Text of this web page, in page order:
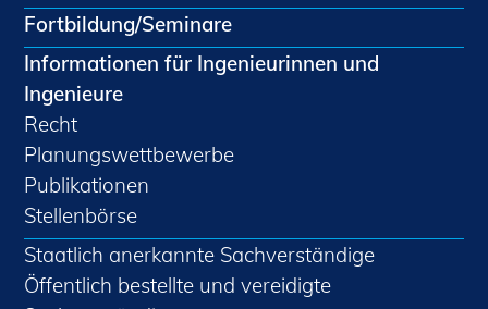
Fortbildung/Seminare
Informationen für Ingenieurinnen und
Ingenieure
Recht
Planungswettbewerbe
Publikationen
Stellenbörse
Staatlich anerkannte Sachverständige
Öffentlich bestellte und vereidigte